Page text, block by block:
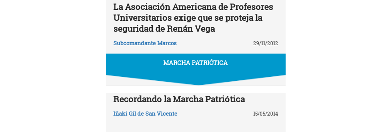
La Asociación Americana de Profesores
Universitarios exige que se proteja la
seguridad de Renán Vega
Subcomandante Marcos 29/11/2012
MARCHA PATRIÓTICA
Recordando la Marcha Patriótica
Iñaki Gil de San Vicente 15/05/2014